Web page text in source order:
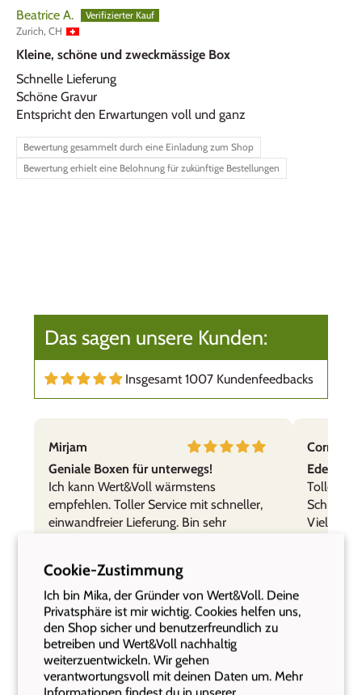
Cookie-Zustimmung
Ich bin Mika, der Gründer von Wert&Voll. Deine
Privatsphäre ist mir wichtig. Cookies helfen uns,
den Shop sicher und benutzerfreundlich zu
betreiben und Wert&Voll nachhaltig
weiterzuentwickeln. Wir gehen
verantwortungsvoll mit deinen Daten um. Mehr
Beatrice A.
Zurich, CH
Kleine, schöne und zweckmässige Box
Schnelle Lieferung
Schöne Gravur
Entspricht den Erwartungen voll und ganz
Bewertung gesammelt durch eine Einladung zum Shop
Bewertung erhielt eine Belohnung für zukünftige Bestellungen
Das sagen unsere Kunden:
Insgesamt 1007 Kundenfeedbacks
Mirjam
Geniale Boxen für unterwegs!
Ich kann Wert&Voll wärmstens
empfehlen. Toller Service mit schneller,
einwandfreier Lieferung. Bin sehr
Cornelia,
Tolle
Schnelle
Vielen